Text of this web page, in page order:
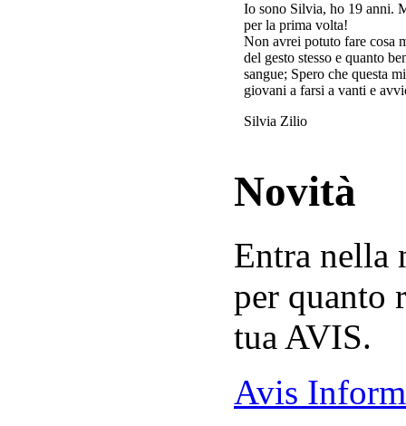
Io sono Silvia, ho 19 anni.
per la prima volta!
Non avrei potuto fare cosa
del gesto stesso e quanto
sangue; Spero che questa
giovani a farsi a vanti e
Silvia Zilio
Novità
Entra nella
per quanto
tua AVIS.
Avis